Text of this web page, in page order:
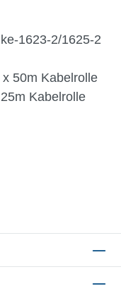
1623-2/1625-2
50m Kabelrolle
Kabelrolle